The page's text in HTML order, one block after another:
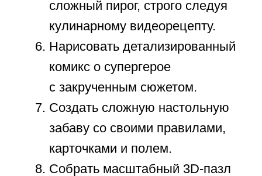
туда глубокие мысли и идеи.
цифровом детоксе:
без телевизора, смартфона и
приставки.
собственную музыкальную
композицию в виртуальной
студии на ПК.
Выучить и безупречно
отрепетировать три
профессиональных карточных